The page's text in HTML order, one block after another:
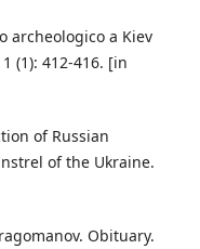
archeologico a Kiev
(1): 412-416. [in
of Russian
of the Ukraine.
Obituary.